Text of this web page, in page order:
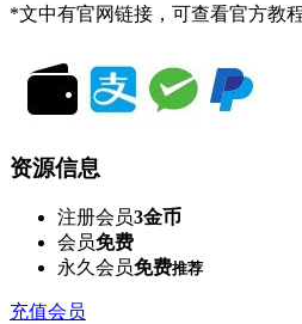
*文中有官网链接，可查看官方教程
资源信息
注册会员3金币
会员免费
永久会员免费推荐
充值会员